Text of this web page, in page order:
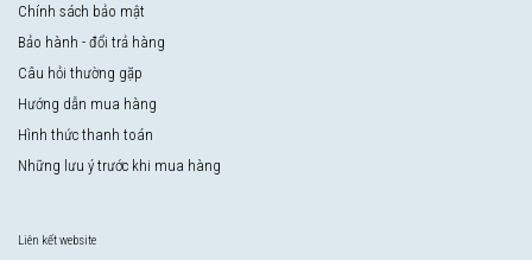
Chính sách bảo mật
Bảo hành - đổi trả hàng
Câu hỏi thường gặp
Hướng dẫn mua hàng
Hình thức thanh toán
Những lưu ý trước khi mua hàng
Liên kết website